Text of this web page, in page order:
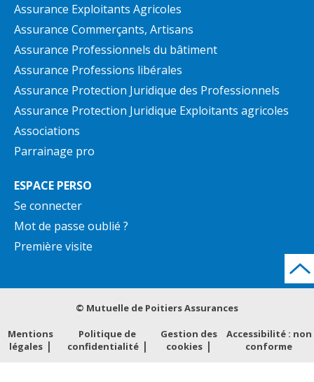
Assurance Exploitants Agricoles
Assurance Commerçants, Artisans
Assurance Professionnels du bâtiment
Assurance Professions libérales
Assurance Protection Juridique des Professionnels
Assurance Protection Juridique Exploitants agricoles
Associations
Parrainage pro
ESPACE PERSO
Se connecter
Mot de passe oublié ?
Première visite
© Mutuelle de Poitiers Assurances
Mentions
légales
Politique de
confidentialité
Gestion des
cookies
Accessibilité : non
conforme